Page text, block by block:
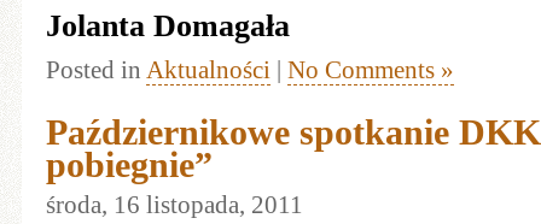
Jolanta Domagała
Posted in Aktualności | No Comments »
Październikowe spotkanie
pobiegnie”
środa, 16 listopada, 2011